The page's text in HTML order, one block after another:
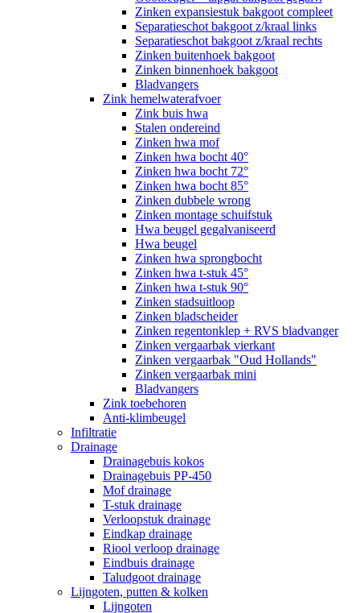
Zinken expansiestuk bakgoot compleet
Separatieschot bakgoot z/kraal links
Separatieschot bakgoot z/kraal rechts
Zinken buitenhoek bakgoot
Zinken binnenhoek bakgoot
Bladvangers
Zink hemelwaterafvoer
Zink buis hwa
Stalen ondereind
Zinken hwa mof
Zinken hwa bocht 40°
Zinken hwa bocht 72°
Zinken hwa bocht 85°
Zinken dubbele wrong
Zinken montage schuifstuk
Hwa beugel gegalvaniseerd
Hwa beugel
Zinken hwa sprongbocht
Zinken hwa t-stuk 45°
Zinken hwa t-stuk 90°
Zinken stadsuitloop
Zinken bladscheider
Zinken regentonklep + RVS bladvanger
Zinken vergaarbak vierkant
Zinken vergaarbak "Oud Hollands"
Zinken vergaarbak mini
Bladvangers
Zink toebehoren
Anti-klimbeugel
Infiltratie
Drainage
Drainagebuis kokos
Drainagebuis PP-450
Mof drainage
T-stuk drainage
Verloopstuk drainage
Eindkap drainage
Riool verloop drainage
Eindbuis drainage
Taludgoot drainage
Lijngoten, putten & kolken
Lijngoten